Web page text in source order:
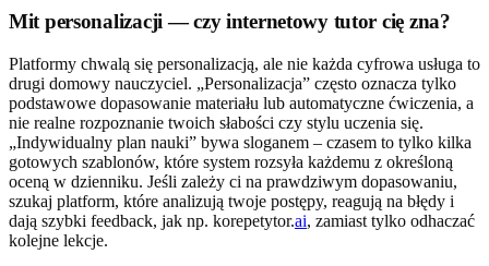
Mit personalizacji — czy internetowy tutor cię zna?
Platformy chwalą się personalizacją, ale nie każda cyfrowa usługa to
drugi domowy nauczyciel. „Personalizacja” często oznacza tylko
podstawowe dopasowanie materiału lub automatyczne ćwiczenia, a
nie realne rozpoznanie twoich słabości czy stylu uczenia się.
„Indywidualny plan nauki” bywa sloganem – czasem to tylko kilka
gotowych szablonów, które system rozsyła każdemu z określoną
oceną w dzienniku. Jeśli zależy ci na prawdziwym dopasowaniu,
szukaj platform, które analizują twoje postępy, reagują na błędy i
dają szybki feedback, jak np. korepetytor.ai, zamiast tylko odhaczać
kolejne lekcje.